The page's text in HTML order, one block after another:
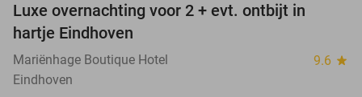
Luxe overnachting voor 2 + evt. ontbijt in
hartje Eindhoven
Mariënhage Boutique Hotel 9.6 star
Eindhoven